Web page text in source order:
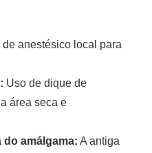
anestésico local para
Uso de dique de
área seca e
do amálgama: A antiga